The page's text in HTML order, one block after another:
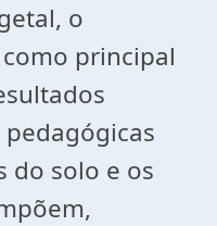
o
principal
do solo e os